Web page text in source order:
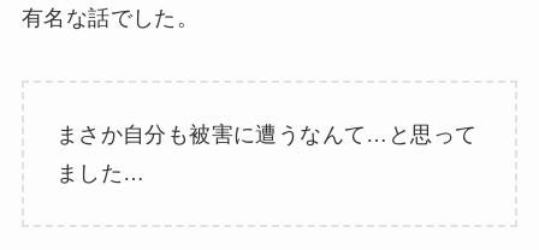
有名な話でした。
まさか自分も被害に遭うなんて…と思って
ました…